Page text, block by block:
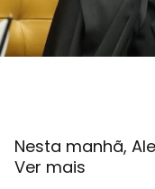
Nesta manhã,
Ver mais